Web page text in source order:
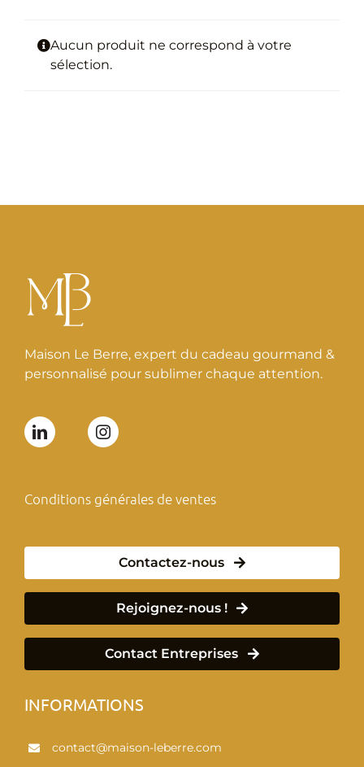
Aucun produit ne correspond à votre
sélection.
Maison Le Berre, expert du cadeau gourmand &
personnalisé pour sublimer chaque attention.
Conditions générales de ventes
Contactez-nous
Rejoignez-nous !
Contact Entreprises
INFORMATIONS
contact@maison-leberre.com